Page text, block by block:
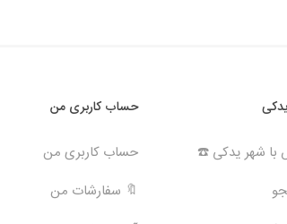
با شهر یدکی ☎️
حساب کاربری من
حساب کاربری من
🔖 سفارشات من